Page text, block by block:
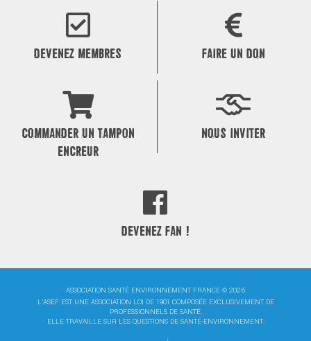
DEVENEZ MEMBRES FAIRE UN DON
COMMANDER UN TAMPON
ENCREUR
NOUS INVITER
DEVENEZ FAN !
ASSOCIATION SANTÉ ENVIRONNEMENT FRANCE © 2026
L'ASEF EST UNE ASSOCIATION LOI DE 1901 COMPOSÉE EXCLUSIVEMENT DE
PROFESSIONNELS DE SANTÉ.
ELLE TRAVAILLE SUR LES QUESTIONS DE SANTÉ-ENVIRONNEMENT.